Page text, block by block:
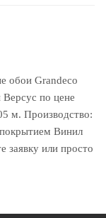
обои Grandeco
по цене
м. Производство:
Винил
заявку или просто